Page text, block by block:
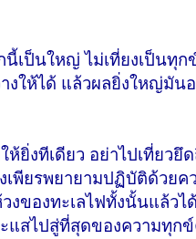
เป็นใหญ่ ไม่เที่ยงเป็นทุก
างให้ได้ แล้วผลยิ่งใหญ่มั
งทีเดียว อย่าไปเที่ยวยึด
งเพียรพยายามปฏิบัติด้วย
ของทะเลไฟทั้งนั้นแล้วไ
แสไปสู่ที่สุดของความทุก